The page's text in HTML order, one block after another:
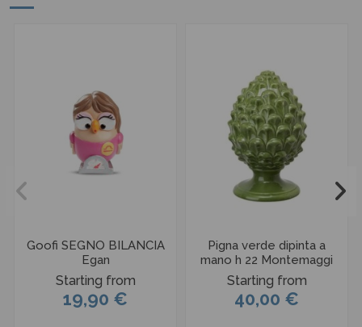
Goofi SEGNO BILANCIA
Egan
Starting from
19,90 €
Pigna verde dipinta a
mano h 22 Montemaggi
Starting from
40,00 €